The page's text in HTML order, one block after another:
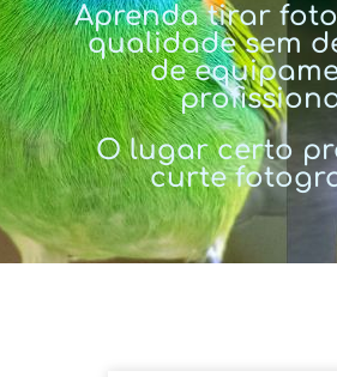
Aprenda tirar
qualidade sem
de
O lugar certo
curte